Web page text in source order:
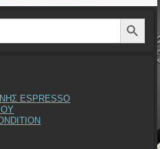
Search Button
ESPRESSO